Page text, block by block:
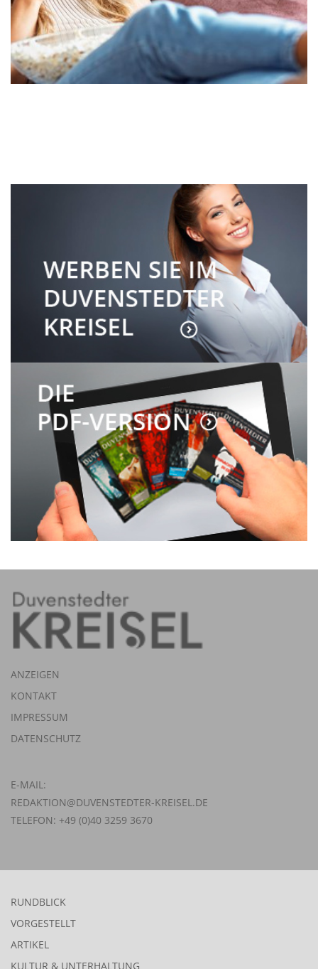
ANZEIGEN
KONTAKT
IMPRESSUM
DATENSCHUTZ
E-MAIL:
REDAKTION@DUVENSTEDTER-KREISEL.DE
TELEFON: +49 (0)40 3259 3670
RUNDBLICK
VORGESTELLT
ARTIKEL
KULTUR & UNTERHALTUNG